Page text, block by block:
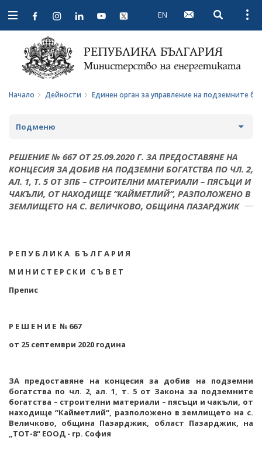
Open
navigation
EN Open
Начало Дейности Единен орган за управление на подземните
Подменю
СТРАТЕГИИ И ПОЛИТИКИ
СТАТИСТИКА И АНАЛИЗИ
ОБЩЕСТВЕН СЪВЕТ ПО ЕНЕРГЕТИКА
НА СЪВЕТА
ПРОЕКТИ ОТ ОБЩ ИНТЕРЕС
ДРУГИ ЗНАЧИМИ ПРОЕКТИ
ВЪЗОБНОВЯЕМА ЕНЕРГИЯ"
ХЪБ "ЕНЕРГИЙНИ ОБЩНОСТИ"
ХЪБ "ЕНЕРГИЙНИ ОБЩНОСТИ"
ГЕОТЕРМАЛНА ЛАБОРАТОРИЯ
КРИТИЧНА ЕНЕРГИЙНА ИНФРАСТРУКТУРА
ЕДИНЕН ОРГАН ЗА УПРАВЛЕНИЕ НА ПОДЗЕМНИТЕ
БОГАТСТВА
РЕШЕНИЕ № 667 ОТ 25.09.2020 Г. ЗА ПРЕДОСТАВЯНЕ НА
КОНЦЕСИЯ ЗА ДОБИВ НА ПОДЗЕМНИ БОГАТСТВА ПО ЧЛ. 2,
АЛ. 1, Т. 5 ОТ ЗПБ – СТРОИТЕЛНИ МАТЕРИАЛИ – ПЯСЪЦИ И
ЧАКЪЛИ, ОТ НАХОДИЩЕ “КАЙМЕТЛИЙ“, РАЗПОЛОЖЕНО В
ЗЕМЛИЩЕТО НА С. ВЕЛИЧКОВО, ОБЩИНА ПАЗАРДЖИК
Р Е П У Б Л И К А Б Ъ Л Г А Р И Я
М И Н И С Т Е Р С К И С Ъ В Е Т
Препис
Р Е Ш Е Н И Е № 667
от 25 септември 2020 година
ЗА предоставяне на концесия за добив на подземни
богатства по чл. 2, ал. 1, т. 5 от Закона за подземните
богатства – строителни материали – пясъци и чакъли, от
находище “Кайметлий“, разположено в землището на с.
Величково, община Пазарджик, област Пазарджик, на
„ТОТ-8“ ЕООД - гр. София